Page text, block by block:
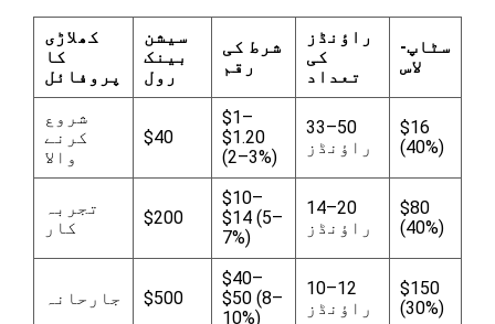
کھلاڑی
کا
پروفائل
سیشن
بینک
رول
شرط کی
رقم
راؤنڈز
کی
تعداد
سٹاپ-
لاس
شروع
کرنے
والا
$40
$1–
$1.20
(2–3%)
33–50
راؤنڈز
$16
(40%)
تجربہ
کار
$200
$10–
$14 (5–
7%)
14–20
راؤنڈز
$80
(40%)
جارحانہ $500
$40–
$50 (8–
10%)
10–12
راؤنڈز
$150
(30%)